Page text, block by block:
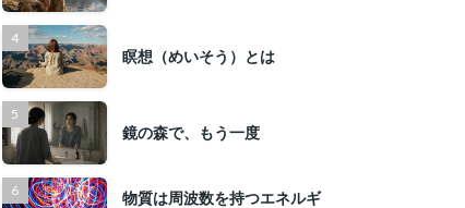
瞑想（めいそう）とは
鏡の森で、もう一度
物質は周波数を持つエネルギ